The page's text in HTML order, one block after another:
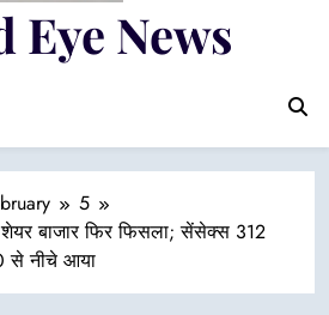
News
5
बाजार फिर फिसला; सेंसेक्स 312
से नीचे आया